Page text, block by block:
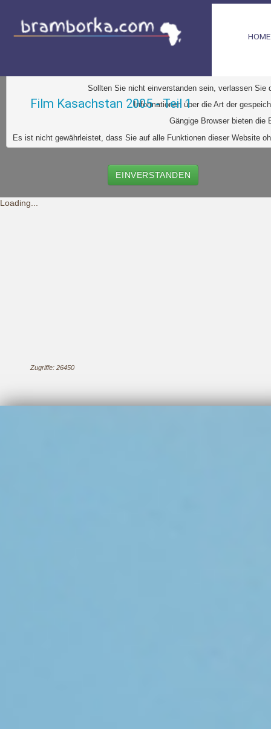
Diese Website verwendet Cookies. Dabei handelt es
Sollten Sie nicht einverstanden sein, verlassen
Informationen über die Art der
Gängige Browser bieten
Es ist nicht gewährleistet, dass Sie auf alle Funktionen dieser Website
EINVERSTANDEN
Loading...
HOME
Film Kasachstan 2005 - Teil 1
Zugriffe: 26450